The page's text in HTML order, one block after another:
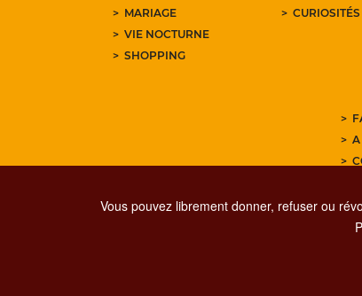
MARIAGE
VIE NOCTURNE
SHOPPING
CURIOSITÉS
A
Vous pouvez librement donner, refuser ou